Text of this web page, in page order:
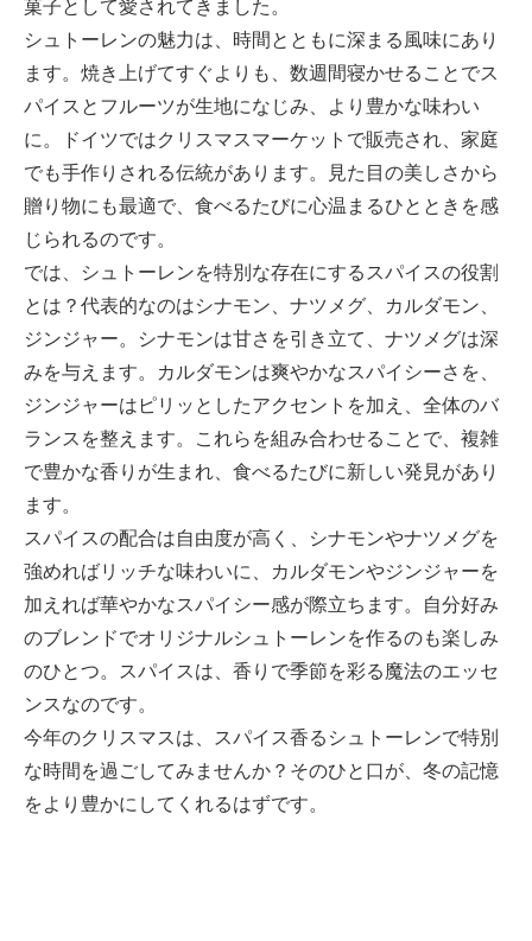
菓子として愛されてきました。
シュトーレンの魅力は、時間とともに深まる風味にあり
ます。焼き上げてすぐよりも、数週間寝かせることでス
パイスとフルーツが生地になじみ、より豊かな味わい
に。ドイツではクリスマスマーケットで販売され、家庭
でも手作りされる伝統があります。見た目の美しさから
贈り物にも最適で、食べるたびに心温まるひとときを感
じられるのです。
では、シュトーレンを特別な存在にするスパイスの役割
とは？代表的なのはシナモン、ナツメグ、カルダモン、
ジンジャー。シナモンは甘さを引き立て、ナツメグは深
みを与えます。カルダモンは爽やかなスパイシーさを、
ジンジャーはピリッとしたアクセントを加え、全体のバ
ランスを整えます。これらを組み合わせることで、複雑
で豊かな香りが生まれ、食べるたびに新しい発見があり
ます。
スパイスの配合は自由度が高く、シナモンやナツメグを
強めればリッチな味わいに、カルダモンやジンジャーを
加えれば華やかなスパイシー感が際立ちます。自分好み
のブレンドでオリジナルシュトーレンを作るのも楽しみ
のひとつ。スパイスは、香りで季節を彩る魔法のエッセ
ンスなのです。
今年のクリスマスは、スパイス香るシュトーレンで特別
な時間を過ごしてみませんか？そのひと口が、冬の記憶
をより豊かにしてくれるはずです。